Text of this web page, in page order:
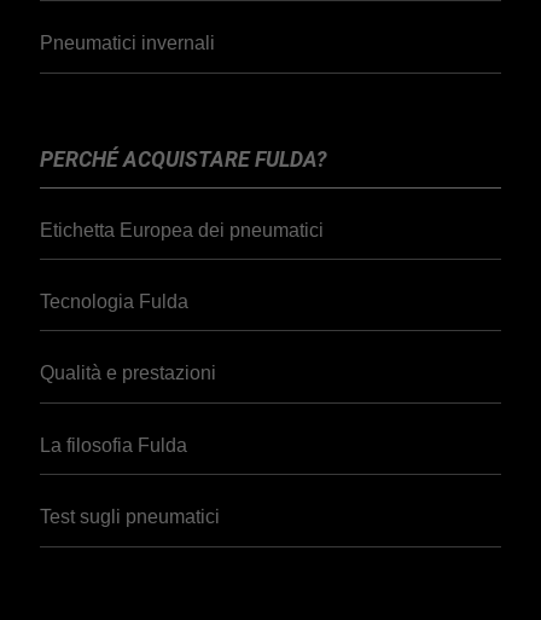
Pneumatici invernali
PERCHÉ ACQUISTARE FULDA?
Etichetta Europea dei pneumatici
Tecnologia Fulda
Qualità e prestazioni
La filosofia Fulda
Test sugli pneumatici